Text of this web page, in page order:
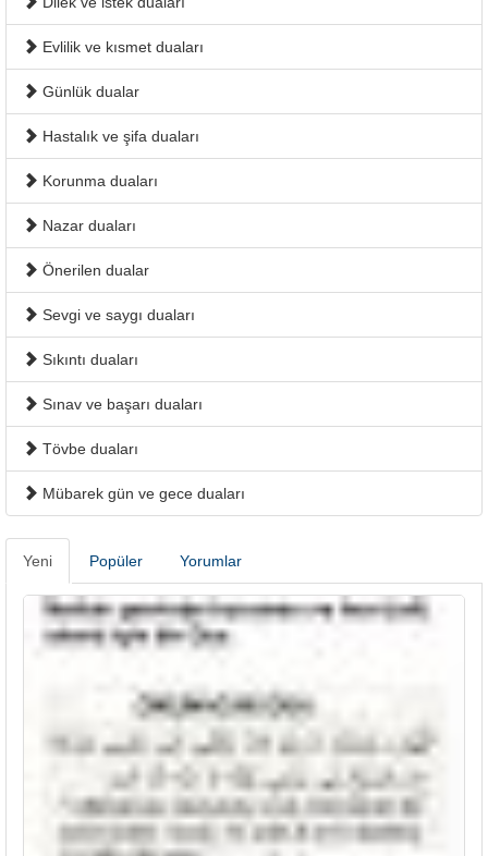
Evlilik ve kısmet duaları
Günlük dualar
Hastalık ve şifa duaları
Korunma duaları
Nazar duaları
Önerilen dualar
Sevgi ve saygı duaları
Sıkıntı duaları
Sınav ve başarı duaları
Tövbe duaları
Mübarek gün ve gece duaları
Yeni Popüler Yorumlar